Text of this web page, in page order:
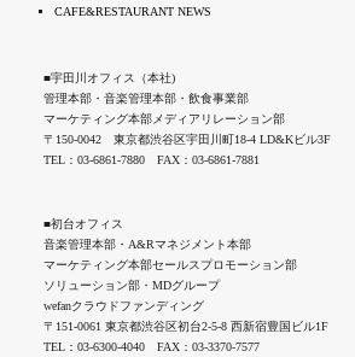
CAFE&RESTAURANT NEWS
■宇田川オフィス（本社)
管理本部・音楽管理本部・飲食事業部
マーケティング本部メディアリレーション部
〒150-0042 東京都渋谷区宇田川町18-4 LD&Kビル3F
TEL：03-6861-7880 FAX：03-6861-7881
■初台オフィス
音楽管理本部・A&Rマネジメント本部
マーケティング本部セールスプロモーション部
ソリューション部・MDグループ
wefanクラウドファンディング
〒151-0061 東京都渋谷区初台2-5-8 西新宿豊国ビル1F
TEL：03-6300-4040 FAX：03-3370-7577